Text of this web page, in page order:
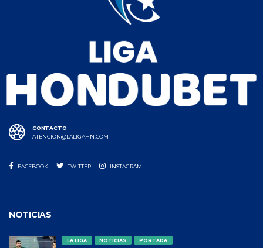
CONTACTO
ATENCION@LALIGAHN.COM
FACEBOOK TWITTER INSTAGRAM
NOTICIAS
LA LIGA NOTICIAS PORTADA